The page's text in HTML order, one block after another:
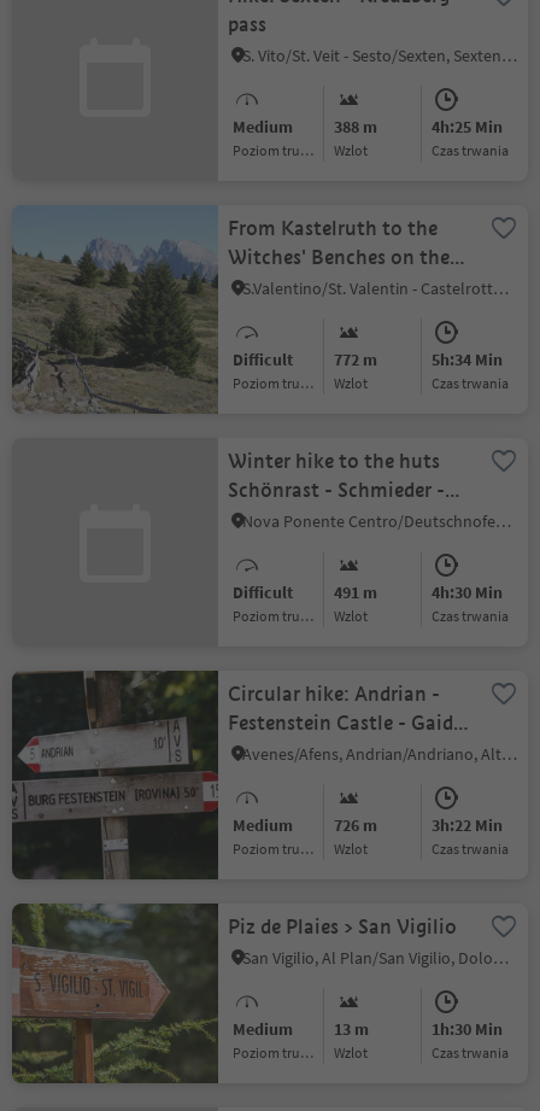
pass
S. Vito/St. Veit - Sesto/Sexten, Sexten/Sesto, Dolomites Region 3 Zinnen
Medium
Poziom trudności
388 m
Wzlot
4h:25 Min
czas trwania
From Kastelruth to the
Witches' Benches on the
Puflatsch
S.Valentino/St. Valentin - Castelrotto/Kastelruth, Kastelruth/Castelrotto, Dolomites Region Seiser Alm
Difficult
Poziom trudności
772 m
Wzlot
5h:34 Min
czas trwania
Winter hike to the huts
Schönrast - Schmieder -
Lahner
Nova Ponente Centro/Deutschnofen Dorf, Deutschnofen/Nova Ponente, Dolomites Region Eggental
Difficult
Poziom trudności
491 m
Wzlot
4h:30 Min
czas trwania
Circular hike: Andrian -
Festenstein Castle - Gaid -
variant Burgstalleck
Avenes/Afens, Andrian/Andriano, Alto Adige Wine Road
Medium
Poziom trudności
726 m
Wzlot
3h:22 Min
czas trwania
Piz de Plaies > San Vigilio
San Vigilio, Al Plan/San Vigilio, Dolomites Region Kronplatz/Plan de Corones
Medium
Poziom trudności
13 m
Wzlot
1h:30 Min
czas trwania